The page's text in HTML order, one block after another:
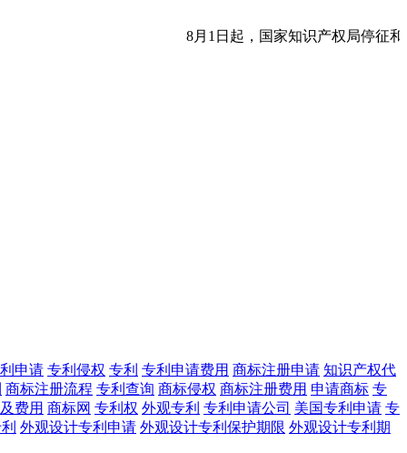
8月1日起，国家知识产权局停征和
申请 专利侵权 专利 专利申请费用 商标注册申请 知识产权代
商标注册流程 专利查询 商标侵权 商标注册费用 申请商标 专
费用 商标网 专利权 外观专利 专利申请公司 美国专利申请 专
外观设计专利申请 外观设计专利保护期限 外观设计专利期